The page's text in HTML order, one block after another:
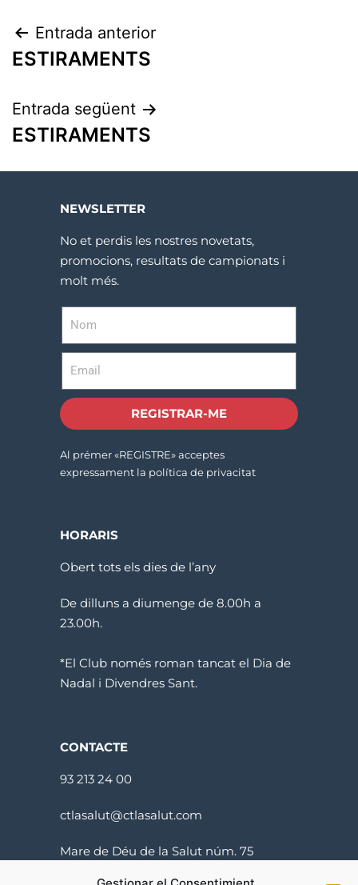
Entrada anterior
ESTIRAMENTS
Entrada següent
ESTIRAMENTS
NEWSLETTER
No et perdis les nostres novetats,
promocions, resultats de campionats i
molt més.
REGISTRAR-ME
Al prémer «REGISTRE» acceptes
expressament la política de privacitat
HORARIS
Obert tots els dies de l’any
De dilluns a diumenge de 8.00h a
23.00h.
*El Club només roman tancat el Dia de
Nadal i Divendres Sant.
CONTACTE
93 213 24 00
ctlasalut@ctlasalut.com
Mare de Déu de la Salut núm. 75